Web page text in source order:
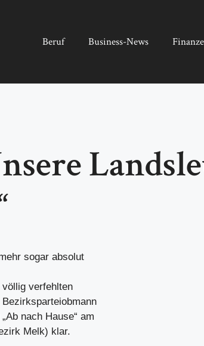
Beruf Business-News
sogar absolut
verfehlten
nach Hause“ am
Melk) klar.